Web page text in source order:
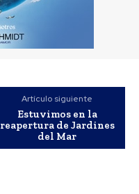
Artículo siguiente
Estuvimos en la
reapertura de Jardines
del Mar